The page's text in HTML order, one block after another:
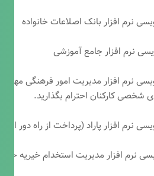
نرم افزار مدیریت امور فرهنگی
شخصی کارکنان احترام بگذارید.